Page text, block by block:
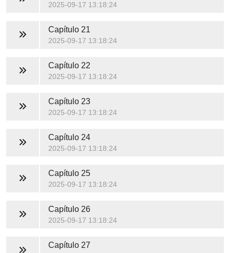
2025-09-17 13:18:24
Capítulo 21
2025-09-17 13:18:24
Capítulo 22
2025-09-17 13:18:24
Capítulo 23
2025-09-17 13:18:24
Capítulo 24
2025-09-17 13:18:24
Capítulo 25
2025-09-17 13:18:24
Capítulo 26
2025-09-17 13:18:24
Capítulo 27